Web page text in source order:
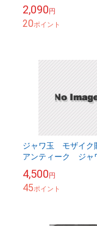
2,090円
20ポイント
ジャワ玉 モザイク
アンティーク ジャ
4,500円
45ポイント